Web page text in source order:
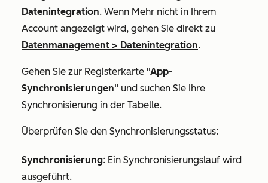
Datenintegration. Wenn Mehr nicht in Ihrem
Account angezeigt wird, gehen Sie direkt zu
Datenmanagement > Datenintegration.
Gehen Sie zur Registerkarte "App-
Synchronisierungen" und suchen Sie Ihre
Synchronisierung in der Tabelle.
Überprüfen Sie den Synchronisierungsstatus:
Synchronisierung: Ein Synchronisierungslauf wird
ausgeführt.